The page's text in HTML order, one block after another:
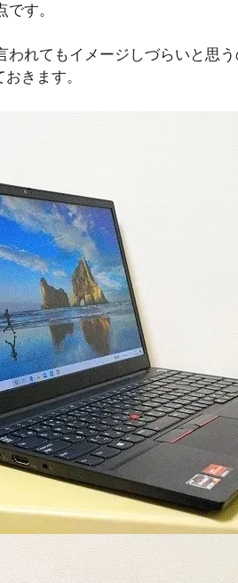
す。
れてもイメージしづらいと思
きます。